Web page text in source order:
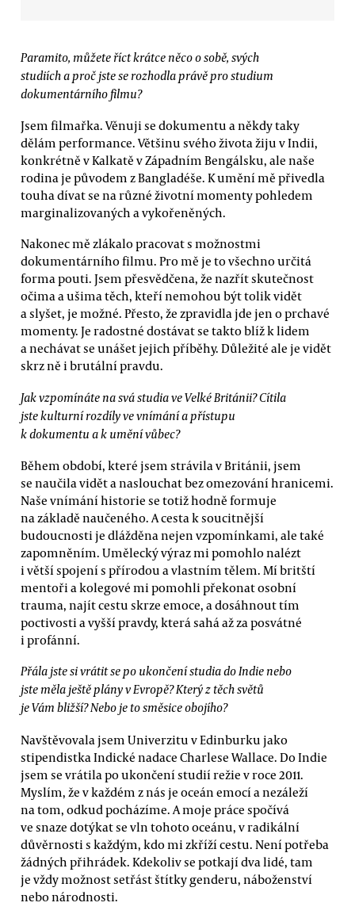
Paramito, můžete říct krátce něco o sobě, svých
studiích a proč jste se rozhodla právě pro studium
dokumentárního filmu?
Jsem filmařka. Věnuji se dokumentu a někdy taky
dělám performance. Většinu svého života žiju v Indii,
konkrétně v Kalkatě v Západním Bengálsku, ale naše
rodina je původem z Bangladéše. K umění mě přivedla
touha dívat se na různé životní momenty pohledem
marginalizovaných a vykořeněných.
Nakonec mě zlákalo pracovat s možnostmi
dokumentárního filmu. Pro mě je to všechno určitá
forma pouti. Jsem přesvědčena, že nazřít skutečnost
očima a ušima těch, kteří nemohou být tolik vidět
a slyšet, je možné. Přesto, že zpravidla jde jen o prchavé
momenty. Je radostné dostávat se takto blíž k lidem
a nechávat se unášet jejich příběhy. Důležité ale je vidět
skrz ně i brutální pravdu.
Jak vzpomínáte na svá studia ve Velké Británii? Cítila
jste kulturní rozdíly ve vnímání a přístupu
k dokumentu a k umění vůbec?
Během období, které jsem strávila v Británii, jsem
se naučila vidět a naslouchat bez omezování hranicemi.
Naše vnímání historie se totiž hodně formuje
na základě naučeného. A cesta k soucitnější
budoucnosti je dlážděna nejen vzpomínkami, ale také
zapomněním. Umělecký výraz mi pomohlo nalézt
i větší spojení s přírodou a vlastním tělem. Mí britští
mentoři a kolegové mi pomohli překonat osobní
trauma, najít cestu skrze emoce, a dosáhnout tím
poctivosti a vyšší pravdy, která sahá až za posvátné
i profánní.
Přála jste si vrátit se po ukončení studia do Indie nebo
jste měla ještě plány v Evropě? Který z těch světů
je Vám bližší? Nebo je to směsice obojího?
Navštěvovala jsem Univerzitu v Edinburku jako
stipendistka Indické nadace Charlese Wallace. Do Indie
jsem se vrátila po ukončení studií režie v roce 2011.
Myslím, že v každém z nás je oceán emocí a nezáleží
na tom, odkud pocházíme. A moje práce spočívá
ve snaze dotýkat se vln tohoto oceánu, v radikální
důvěrnosti s každým, kdo mi zkříží cestu. Není potřeba
žádných přihrádek. Kdekoliv se potkají dva lidé, tam
je vždy možnost setřást štítky genderu, náboženství
nebo národnosti.